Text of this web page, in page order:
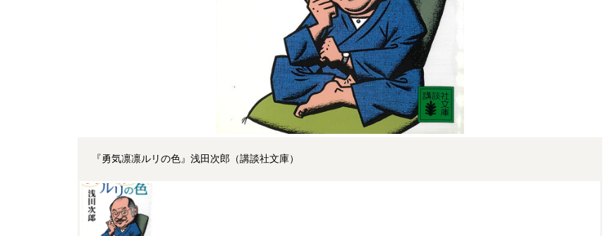
『勇気凛凛ルリの色』浅田次郎（講談社文庫）